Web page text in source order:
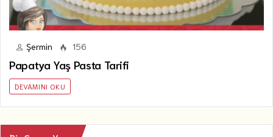
Şermin 156
Papatya Yaş Pasta Tarifi
DEVAMINI OKU